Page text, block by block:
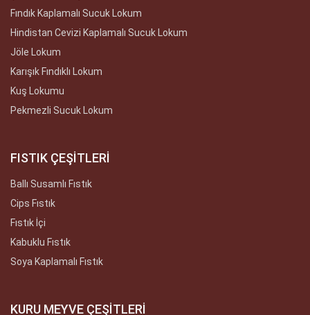
Fındık Kaplamalı Sucuk Lokum
Hindistan Cevizi Kaplamalı Sucuk Lokum
Jöle Lokum
Karışık Fındıklı Lokum
Kuş Lokumu
Pekmezli Sucuk Lokum
FISTIK ÇEŞİTLERİ
Ballı Susamlı Fıstık
Cips Fıstık
Fıstık İçi
Kabuklu Fıstık
Soya Kaplamalı Fıstık
KURU MEYVE ÇEŞİTLERİ